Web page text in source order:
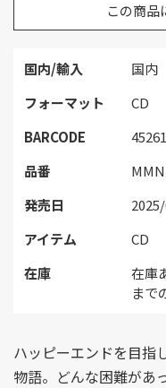
国内/輸入
国内
フォーマット
CD
BARCODE
品番
発売日
アイテム
CD
在庫
在庫
まで
この商品
ハッピーエンドを目指
物語。どんな困難があ